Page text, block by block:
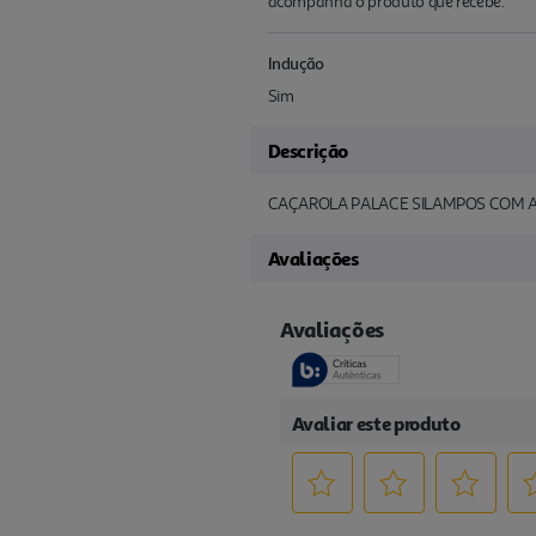
Indução
Sim
Descrição
CAÇAROLA PALACE SILAMPOS COM
Avaliações